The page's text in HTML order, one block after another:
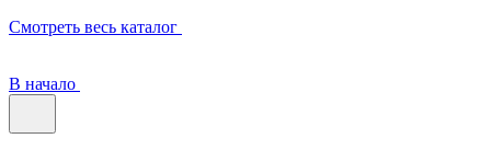
Смотреть весь каталог
В начало